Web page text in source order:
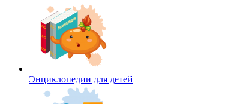
Энциклопедии для детей